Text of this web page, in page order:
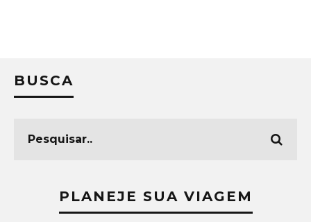
BUSCA
PLANEJE SUA VIAGEM